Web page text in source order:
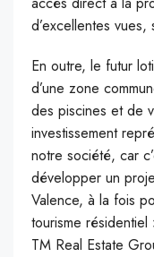
d’excellentes vues,
En outre, le futur
d’une zone
des piscines et de
investissement
notre société, car
développer un
Valence, à la fois
tourisme
TM Real Estate